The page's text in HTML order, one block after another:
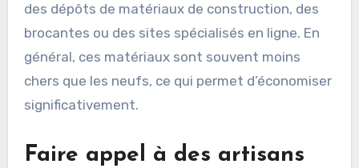
des dépôts de matériaux de construction, des
brocantes ou des sites spécialisés en ligne. En
général, ces matériaux sont souvent moins
chers que les neufs, ce qui permet d’économiser
significativement.
Faire appel à des artisans